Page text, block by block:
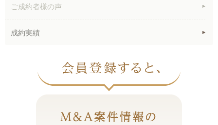
ご成約者様の声
成約実績